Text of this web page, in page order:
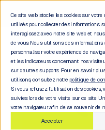
Ce site web stocke les cookies sur votre
utilisés pour collecter des informations
interagissez avec notre site web et
de vous. Nous utilisons ces informations
personnaliser votre expérience de
et les indicateurs concernant nos
sur d'autres supports. Pour en savoir
utilisons, consultez notre politique de
Si vous refusez l'utilisation des cookies,
suivies lors de votre visite sur ce site.
votre navigateur afin de se souvenir de
Accepter